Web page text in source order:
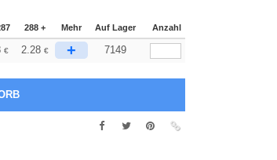
288 + Mehr Auf Lager Anzahl
€ 2.28 € + 7149